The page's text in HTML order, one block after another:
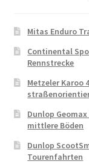
Mitas Enduro
Continental
Rennstrecke
Metzeler Karoo
Dunlop
mittlere Böden
Dunlop
Tourenfahrten